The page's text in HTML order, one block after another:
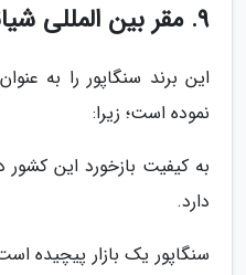
9. مقر بین المللی شیائومی سنگاپور است!
این برند سنگاپور را به
نموده است؛ زیرا:
به کیفیت بازخورد این
دارد.
سنگاپور یک بازار پیچیده